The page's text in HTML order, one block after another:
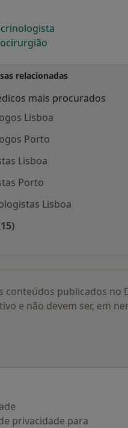
relacionadas
mais procurados
Lisboa
Porto
Lisboa
Porto
Lisboa
conteúdos publicados
e não devem ser, em
privacidade para